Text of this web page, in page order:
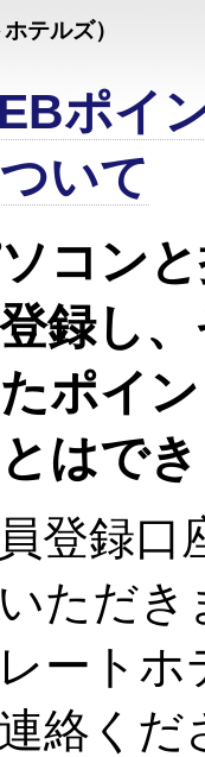
テルズ）
ポイ
いて
コン
録し
ポイ
はで
登録口
ただき
レート
連絡